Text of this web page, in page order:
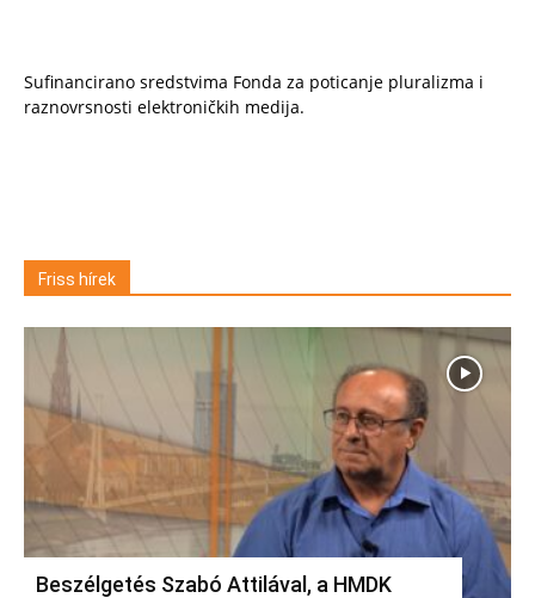
Sufinancirano sredstvima Fonda za poticanje pluralizma i
raznovrsnosti elektroničkih medija.
Friss hírek
Beszélgetés Szabó Attilával, a HMDK